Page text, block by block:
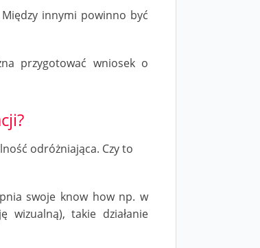
innymi powinno być
przygotować wniosek o
odróżniająca. Czy to
swoje know how np. w
wizualną), takie działanie